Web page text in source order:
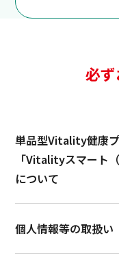
必
単品型Vitality健康プ
「Vitalityスマート
について
個人情報等の取扱い